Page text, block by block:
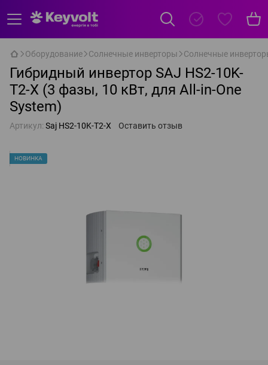
Оборудование Солнечные инверторы Солнечные
Гибридный инвертор SAJ HS2-10K-
T2-X (3 фазы, 10 кВт, для All-in-One
System)
Артикул: Saj HS2-10K-T2-X Оставить отзыв
НОВИНКА